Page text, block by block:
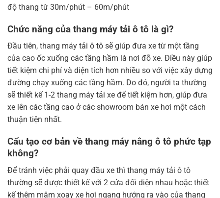
độ thang từ 30m/phút – 60m/phút
Chức năng của thang máy tải ô tô là gì?
Đầu tiên, thang máy tải ô tô sẽ giúp đưa xe từ một tầng
của cao ốc xuống các tầng hầm là nơi đỗ xe. Điều này giúp
tiết kiệm chi phí và diện tích hơn nhiều so với việc xây dựng
đường chạy xuống các tầng hầm. Do đó, người ta thường
sẽ thiết kế 1-2 thang máy tải xe để tiết kiệm hơn, giúp đưa
xe lên các tầng cao ở các showroom bán xe hơi một cách
thuận tiện nhất.
Cấu tạo cơ bản về thang máy nâng ô tô phức tạp
không?
Để tránh việc phải quay đầu xe thì thang máy tải ô tô
thường sẽ được thiết kế với 2 cửa đối diện nhau hoặc thiết
kế thêm mâm xoay xe hơi ngang hướng ra vào của thang